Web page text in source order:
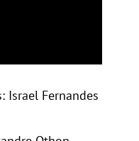
Israel Fernandes